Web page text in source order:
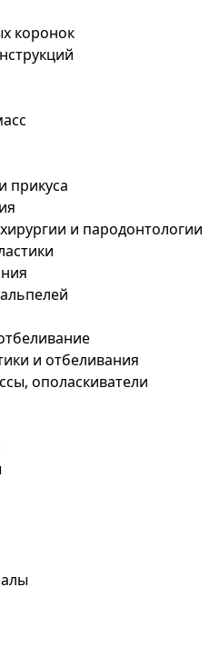
коронок
прикуса
и пародонтологии
и отбеливания
ополаскиватели